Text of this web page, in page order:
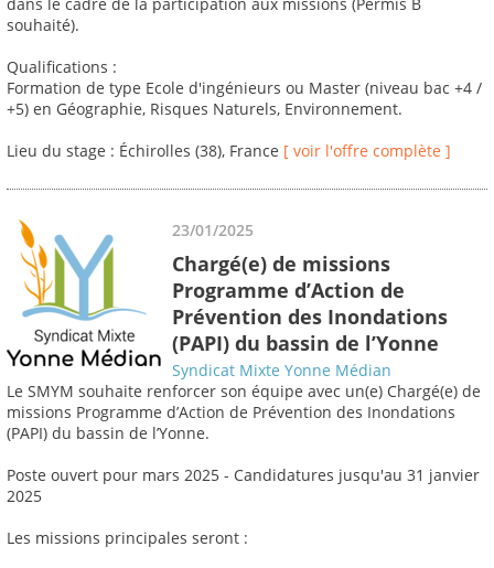
souhaité).
Qualifications :
Formation de type Ecole d'ingénieurs ou Master (niveau bac +4 /
+5) en Géographie, Risques Naturels, Environnement.
Lieu du stage : Échirolles (38), France [ voir l'offre complète ]
23/01/2025
Chargé(e) de missions
Programme d’Action de
Prévention des Inondations
(PAPI) du bassin de l’Yonne
Syndicat Mixte Yonne Médian
Le SMYM souhaite renforcer son équipe avec un(e) Chargé(e) de
missions Programme d’Action de Prévention des Inondations
(PAPI) du bassin de l’Yonne.
Poste ouvert pour mars 2025 - Candidatures jusqu'au 31 janvier
2025
Les missions principales seront :